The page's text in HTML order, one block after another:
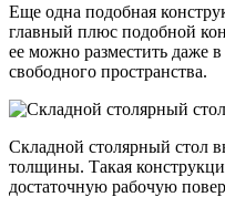
Еще одна подобная
главный плюс подобной
ее можно разместить даже
свободного пространства.
Складной столярный стол
толщины. Такая
достаточную рабочую